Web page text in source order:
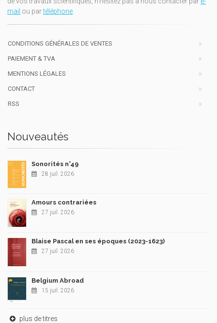
mail ou partéléphone
CONDITIONS GÉNÉRALES DE VENTES
PAIEMENT & TVA
MENTIONS LÉGALES
CONTACT
RSS
Nouveautés
Sonorités n°49
28 juil. 2026
Amours contrariées
27 juil. 2026
Blaise Pascal en ses époques (2023-1623)
27 juil. 2026
Belgium Abroad
15 juil. 2026
plus de titres